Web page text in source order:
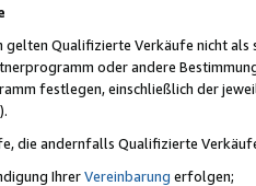
gelten Qualifizierte Verkäufe nicht
oder andere
festlegen, einschließlich der
die andernfalls Qualifizierte
IhrerVereinbarung erfolgen;